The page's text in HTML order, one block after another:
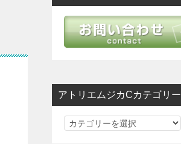
アトリエムジカCカテゴリー
ア